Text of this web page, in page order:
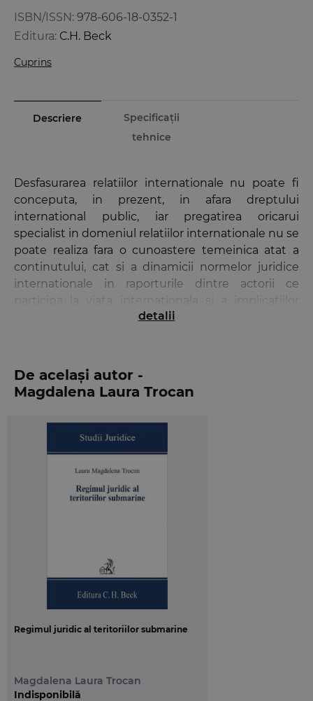
ISBN/ISSN: 978-606-18-0352-1
Editura: C.H. Beck
Cuprins
Descriere
Specificații
tehnice
Desfasurarea relatiilor internationale nu poate fi
conceputa, in prezent, in afara dreptului
international public, iar pregatirea oricarui
specialist in domeniul relatiilor internationale nu se
poate realiza fara o cunoastere temeinica atat a
continutului, cat si a dinamicii normelor juridice
internationale in raporturile dintre actorii ce
majore pe care acestea le au in viata interna a
Prezenta lucrare abordeaza institutiile specifice
dreptului international public dintr-o perspectiva
cuprinzatoare in care analiza juridica se imbina cu
economice internationale, oferind o analiza
interdisciplinara in scopul explicarii cat mai
complete a fenomenelor internationale, nu de
putine ori, deosebit de complexe.
Structurata in 12 capitole, lucrarea abordeaza teme
raspunderea in dreptul international, iar existenta,
testelor de evaluare si a temelor de referate
a rigorii rationamentului juridic cu claritatea
Din cuprins:
detalii
De același autor -
Magdalena Laura Trocan
Regimul juridic al teritoriilor submarine
Magdalena Laura Trocan
Indisponibilă